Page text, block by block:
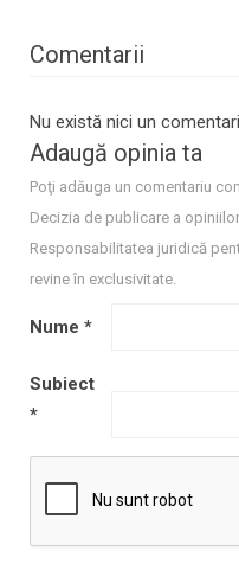
Comentarii
Nu există nici un
Adaugă opinia ta
Poţi adăuga un comentariu
Decizia de publicare a
Responsabilitatea juridică
revine în exclusivitate.
Nume *
Subiect
*